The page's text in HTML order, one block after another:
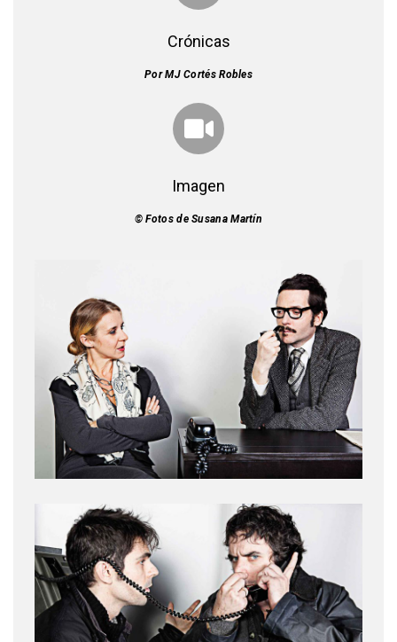
Crónicas
Por MJ Cortés Robles
Imagen
© Fotos de Susana Martín